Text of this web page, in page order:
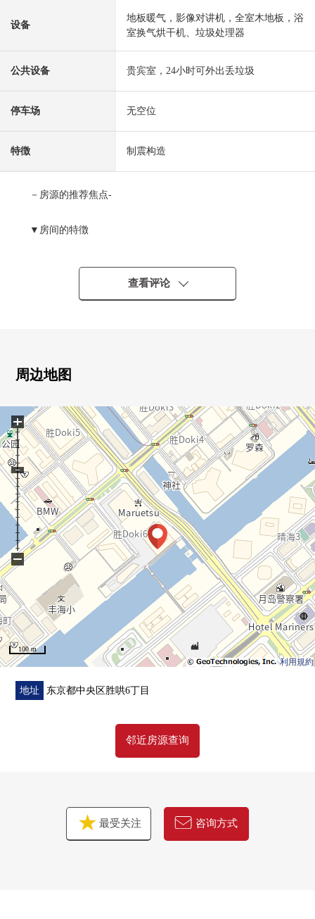
设备
地板暖气，影像对讲机，全室木地板，浴
室换气烘干机、垃圾处理器
公共设备 贵宾室，24小时可外出丢垃圾
停车场 无空位
特徴 制震构造
－房源的推荐焦点-
▼房间的特徴
・实际使用面积63.07平米的2LDK
・从阳台看彩虹大桥(依据天气好坏)
电磁炉
・暖气、凉风功能在的浴室换气干燥机
・附洗手台无水箱马桶
・贮藏室有(17楼/免费使用)
▼翻新内容(2025年1月上旬完成)
・厨房交换
・整体卫浴交换(1418尺寸)
・盥洗台交换
・厕所更换
・吸顶空调交换
・地板暖气交换
・门交换
・Cross换新
・地板换新
▼位置
・都营大江户线"胜哄"车站步行7分钟
・地上58层的Tower Residence
・制震构造使用、直接基础构造
・有人24小时的管理(夜间保安)
查看评论
周边地图
利用規約
100 m
+
−
地址 东京都中央区胜哄6丁目
邻近房源查询
最受关注 咨询方式